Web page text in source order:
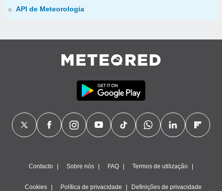
API de Meteorologia
Contacto Sobre nós FAQ Termos de utilização
Cookies Política de privacidade Definições de privacidade